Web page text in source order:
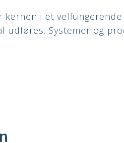
i et
Systemer og